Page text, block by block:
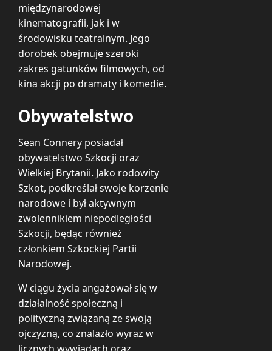
międzynarodowej
kinematografii, jak i w
środowisku teatralnym. Jego
dorobek obejmuje szeroki
zakres gatunków filmowych, od
kina akcji po dramaty i komedie.
Obywatelstwo
Sean Connery posiadał
obywatelstwo Szkocji oraz
Wielkiej Brytanii. Jako rodowity
Szkot, podkreślał swoje korzenie
narodowe i był aktywnym
zwolennikiem niepodległości
Szkocji, będąc również
członkiem Szkockiej Partii
Narodowej.
W ciągu życia angażował się w
działalność społeczną i
polityczną związaną ze swoją
ojczyzną, co znalazło wyraz w